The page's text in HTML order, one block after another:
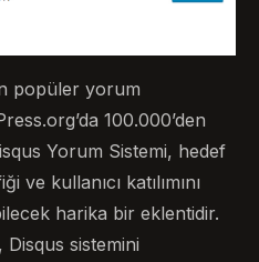
popüler yorum
100.000’den
Yorum Sistemi, hedef
kullanıcı katılımını
harika bir eklentidir.
sistemini